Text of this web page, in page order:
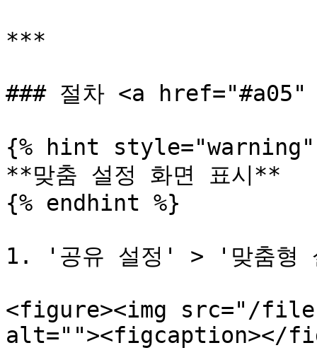
***
### 절차 <a
{% hint style="warning"
**맞춤 설정 화면 표시**
{% endhint %}
1. '공유 설정' > '맞춤형
<figure><img src="/files/
alt=""><figcaption></